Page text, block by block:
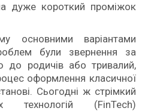
дуже короткий проміжок
основними варіантами
були звернення за
до родичів або тривалий,
оформлення класичної
Сьогодні ж стрімкий
технологій (FinTech)